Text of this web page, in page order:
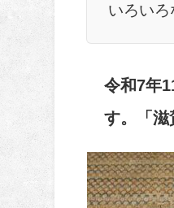
いろいろ
令和7年
す。「滋